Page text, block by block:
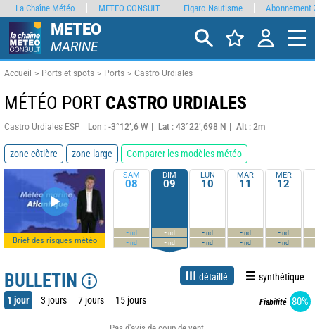
METEO
MARINE
Accueil Ports et spots Ports Castro Urdiales
MÉTÉO PORT CASTRO URDIALES
Castro Urdiales ESP Lon : -3°12’,6 W Lat : 43°22’,698 N Alt : 2m
zone côtière zone large Comparer les modèles météo
Brief des risques météo
SAM
08
-
-nd
-nd
DIM
09
-
-nd
-nd
LUN
10
-
-nd
-nd
MAR
11
-
-nd
-nd
MER
12
-
-nd
-nd
BULLETIN détaillé synthétique
1 jour 3 jours 7 jours 15 jours Fiabilité 80%
La Chaîne Météo METEO CONSULT Figaro Nautisme Abonnement